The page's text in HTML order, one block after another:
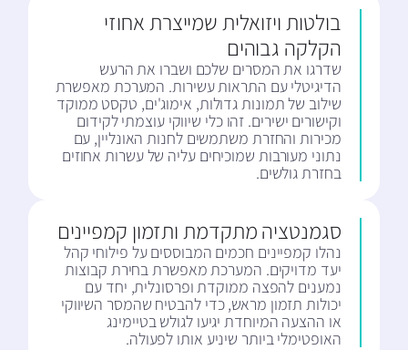
בולטות ויזואלית שמייצרת אחוזי
הקלקה גבוהים
שדרגו את המסרים שלכם ושברו את הרעש
הדיגיטלי עם התראות עשירות. המערכת מאפשרת
שילוב של תמונות גדולות, אימוג'ים, טקסט ממוקד
וקישורים ישירים. זהו כלי שיווקי עוצמתי לקידום
מכירות והחזרת משתמשים לחנות האונליין, עם
נתוני מעורבות שמוכיחים עליה של עשרות אחוזים
בחזרת גולשים.
סגמנטציה מתקדמת ותזמון קמפיינים
נהלו קמפיינים חכמים המבוססים על פילוחי קהל
יעד מדויקים. המערכת מאפשרת בחירת קבוצות
נמענים להפצה ממוקדת ופרסונלית, יחד עם
יכולות תזמון מראש, כדי להבטיח שהמסר השיווקי
או ההצעה המיוחדת יגיעו לגולש בטיימינג
האופטימלי ביותר שיניע אותו לפעולה.